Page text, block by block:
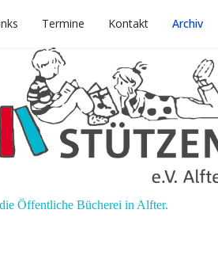
Termine Kontakt Archiv
Öffentliche Bücherei in Alfter.